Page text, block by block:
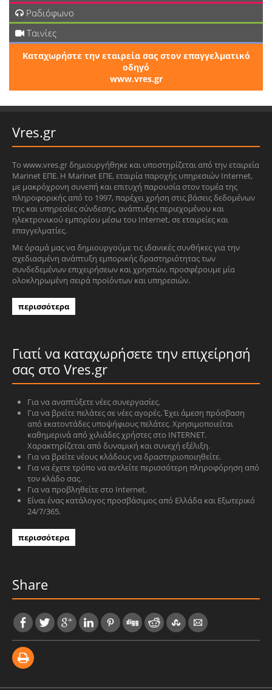
Ραδιόφωνο
Ταινίες
Καταχωρήστε την εταιρεία σας στον επαγγελματικό
οδηγό
www.vres.gr
Vres.gr
Το www.vres.gr δημιουργήθηκε και υποστηρίζεται από την εταιρεία
Marinet ΕΠΕ. Η Marinet ΕΠΕ, εταιρία παροχής υπηρεσιών Internet,
με μακρόχρονη συνεπή και επιτυχή παρουσία στον τομέα της
πληροφορικής από το 1997, παρέχει χρήση στις βάσεις δεδομένων
της και υπηρεσίες σύνδεσης, ανάπτυξης περιεχομένου και
ηλεκτρονικού εμπορίου μέσω του Internet, σε εταιρείες και
επαγγελματίες.
Με όραμά μας να δημιουργούμε τις ιδανικές συνθήκες για την
σχεδιασμένη ανάπτυξη εμπορικής δραστηριότητας των
συνδεδεμένων επιχειρήσεων και χρηστών, προσφέρουμε μία
ολοκληρωμένη σειρά προϊόντων και υπηρεσιών.
περισσότερα
Γιατί να καταχωρήσετε την επιχείρησή
σας στο Vres.gr
Για να αναπτύξετε νέες συνεργασίες.
Για να βρείτε πελάτες σε νέες αγορές. Έχει άμεση πρόσβαση
από εκατοντάδες υποψήφιους πελάτες. Χρησιμοποιείται
καθημερινά από χιλιάδες χρήστες στο INTERNET.
Χαρακτηρίζεται από δυναμική και συνεχή εξέλιξη.
Για να βρείτε νέους κλάδους να δραστηριοποιηθείτε.
Για να έχετε τρόπο να αντλείτε περισσότερη πληροφόρηση από
τον κλάδο σας.
Για να προβληθείτε στο Internet.
Είναι ένας κατάλογος προσβάσιμος από Ελλάδα και Εξωτερικό
24/7/365.
περισσότερα
Share